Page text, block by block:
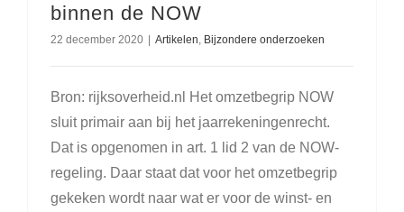
binnen de NOW
22 december 2020 | Artikelen Bijzondere onderzoeken
Bron: rijksoverheid.nl Het omzetbegrip NOW
sluit primair aan bij het jaarrekeningenrecht.
Dat is opgenomen in art. 1 lid 2 van de NOW-
regeling. Daar staat dat voor het omzetbegrip
gekeken wordt naar wat er voor de winst- en